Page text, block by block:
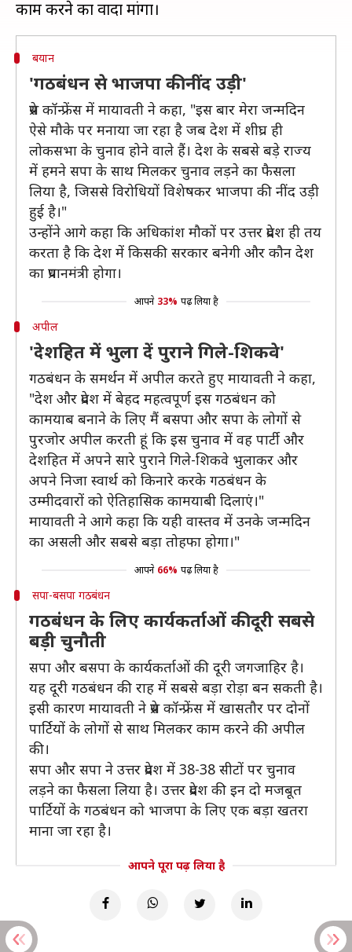
बयान
'गठबंधन से भाजपा की नींद उड़ी'
प्रेस कॉन्फ्रेंस में मायावती ने कहा, "इस बार मेरा जन्मदिन
ऐसे मौके पर मनाया जा रहा है जब देश में शीघ्र ही
लोकसभा के चुनाव होने वाले हैं। देश के सबसे बड़े राज्य
में हमने सपा के साथ मिलकर चुनाव लड़ने का फैसला
लिया है, जिससे विरोधियों विशेषकर भाजपा की नींद उड़ी
हुई है।"
उन्होंने आगे कहा कि अधिकांश मौकों पर उत्तर प्रदेश ही तय
करता है कि देश में किसकी सरकार बनेगी और कौन देश
का प्रधानमंत्री होगा।
आपने 33% पढ़ लिया है
अपील
'देशहित में भुला दें पुराने गिले-शिकवे'
गठबंधन के समर्थन में अपील करते हुए मायावती ने कहा,
"देश और प्रदेश में बेहद महत्वपूर्ण इस गठबंधन को
कामयाब बनाने के लिए मैं बसपा और सपा के लोगों से
पुरजोर अपील करती हूं कि इस चुनाव में वह पार्टी और
देशहित में अपने सारे पुराने गिले-शिकवे भुलाकर और
अपने निजा स्वार्थ को किनारे करके गठबंधन के
उम्मीदवारों को ऐतिहासिक कामयाबी दिलाएं।"
मायावती ने आगे कहा कि यही वास्तव में उनके जन्मदिन
का असली और सबसे बड़ा तोहफा होगा।"
आपने 66% पढ़ लिया है
सपा-बसपा गठबंधन
गठबंधन के लिए कार्यकर्ताओं की दूरी सबसे
बड़ी चुनौती
सपा और बसपा के कार्यकर्ताओं की दूरी जगजाहिर है।
यह दूरी गठबंधन की राह में सबसे बड़ा रोड़ा बन सकती है।
इसी कारण मायावती ने प्रेस कॉन्फ्रेंस में खासतौर पर दोनों
पार्टियों के लोगों से साथ मिलकर काम करने की अपील
की।
सपा और सपा ने उत्तर प्रदेश में 38-38 सीटों पर चुनाव
लड़ने का फैसला लिया है। उत्तर प्रदेश की इन दो मजबूत
पार्टियों के गठबंधन को भाजपा के लिए एक बड़ा खतरा
माना जा रहा है।
आपने पूरा पढ़ लिया है